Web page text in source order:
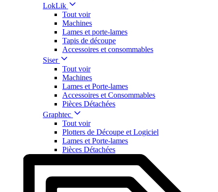
LokLik
Tout voir
Machines
Lames et porte-lames
Tapis de découpe
Accessoires et consommables
Siser
Tout voir
Machines
Lames et Porte-lames
Accessoires et Consommables
Pièces Détachées
Graphtec
Tout voir
Plotters de Découpe et Logiciel
Lames et Porte-lames
Pièces Détachées